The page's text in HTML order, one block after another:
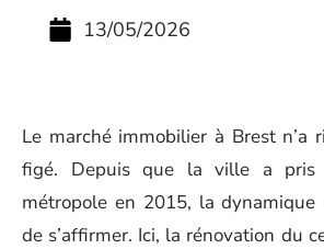
13/05/2026
Le marché immobilier à Brest n’a
figé. Depuis que la ville a
métropole en 2015, la dynamique
de s’affirmer. Ici, la rénovation du